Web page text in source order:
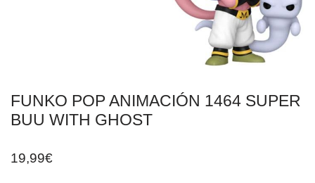
FUNKO POP ANIMACIÓN 1464 SUPER
BUU WITH GHOST
19,99€